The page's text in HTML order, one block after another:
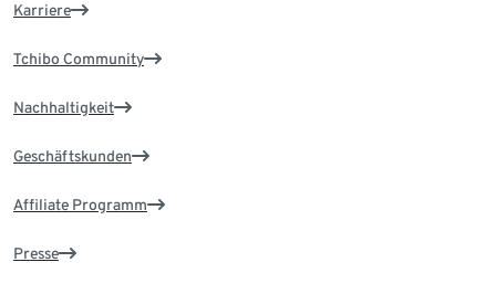
Karriere
Tchibo Community
Nachhaltigkeit
Geschäftskunden
Affiliate Programm
Presse